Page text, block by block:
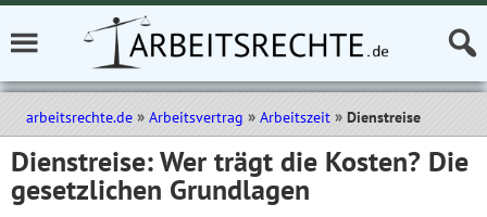
arbeitsrechte.de Arbeitsvertrag Arbeitszeit Dienstreise
Dienstreise: Wer trägt die Kosten? Die
gesetzlichen Grundlagen